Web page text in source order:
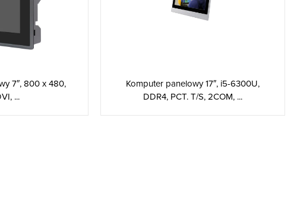
7″, 800 x 480,
...
Komputer panelowy 17″, i5-6300U,
DDR4, PCT. T/S, 2COM, ...